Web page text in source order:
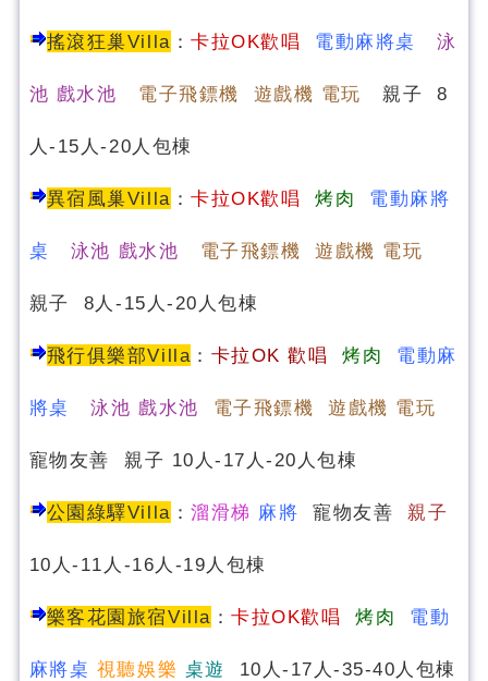
搖滾狂巢Villa ：卡拉OK歡唱 電動麻將桌 泳
池 戲水池 電子飛鏢機 遊戲機 電玩 親子 8
人-15人-20人包棟
異宿風巢Villa ：卡拉OK歡唱 烤肉 電動麻將
桌 泳池 戲水池 電子飛鏢機 遊戲機 電玩
親子 8人-15人-20人包棟
飛行俱樂部Villa ： 卡拉OK 歡唱 烤肉 電動麻
將桌 泳池 戲水池 電子飛鏢機 遊戲機 電玩
寵物友善 親子 10人-17人-20人包棟
公園綠驛Villa ：溜滑梯 麻將 寵物友善 親子
10人-11人-16人-19人包棟
樂客花園旅宿Villa ：卡拉OK歡唱 烤肉 電動
麻將桌 視聽娛樂 桌遊 10人-17人-35-40人包棟